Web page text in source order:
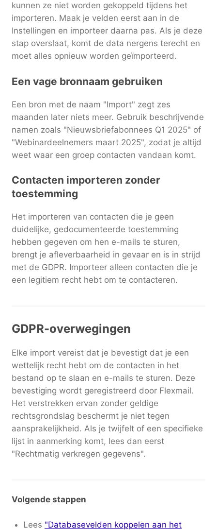
kunnen ze niet worden gekoppeld tijdens het
importeren. Maak je velden eerst aan in de
Instellingen en importeer daarna pas. Als je deze
stap overslaat, komt de data nergens terecht en
moet alles opnieuw worden geïmporteerd.
Een vage bronnaam gebruiken
Een bron met de naam "Import" zegt zes
maanden later niets meer. Gebruik beschrijvende
namen zoals "Nieuwsbriefabonnees Q1 2025" of
"Webinardeelnemers maart 2025", zodat je altijd
weet waar een groep contacten vandaan komt.
Contacten importeren zonder
toestemming
Het importeren van contacten die je geen
duidelijke, gedocumenteerde toestemming
hebben gegeven om hen e-mails te sturen,
brengt je afleverbaarheid in gevaar en is in strijd
met de GDPR. Importeer alleen contacten die je
een legitiem recht hebt om te contacteren.
GDPR-overwegingen
Elke import vereist dat je bevestigt dat je een
wettelijk recht hebt om de contacten in het
bestand op te slaan en e-mails te sturen. Deze
bevestiging wordt geregistreerd door Flexmail.
Het verstrekken ervan zonder geldige
rechtsgrondslag beschermt je niet tegen
aansprakelijkheid. Als je twijfelt of een specifieke
lijst in aanmerking komt, lees dan eerst
"Rechtmatig verkregen gegevens".
Volgende stappen
Lees "Databasevelden koppelen aan het